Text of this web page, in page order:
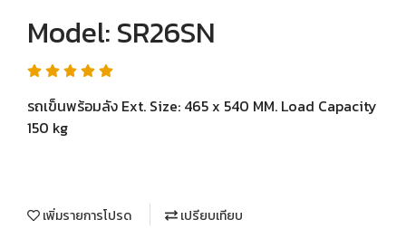
Model: SR26SN
รถเข็นพร้อมลัง Ext. Size: 465 x 540 MM. Load Capacity
150 kg
เพิ่มรายการโปรด เปรียบเทียบ